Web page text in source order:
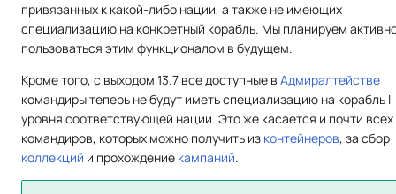
привязанных к какой-либо нации, а также не имеющих
специализацию на конкретный корабль. Мы планируем
пользоваться этим функционалом в будущем.
Кроме того, с выходом 13.7 все доступные в Адмиралтействе
командиры теперь не будут иметь специализацию на корабль I
уровня соответствующей нации. Это же касается и почти всех
командиров, которых можно получить из контейнеров, за сбор
коллекций и прохождение кампаний.